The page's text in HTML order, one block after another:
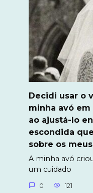
Decidi usar o
minha avó
ao ajustá-lo
escondida
sobre os
A minha avó
um cuidado
0 121